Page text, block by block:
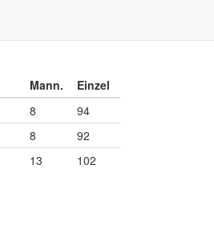
Mann.
Einzel
8
94
8
92
13 102